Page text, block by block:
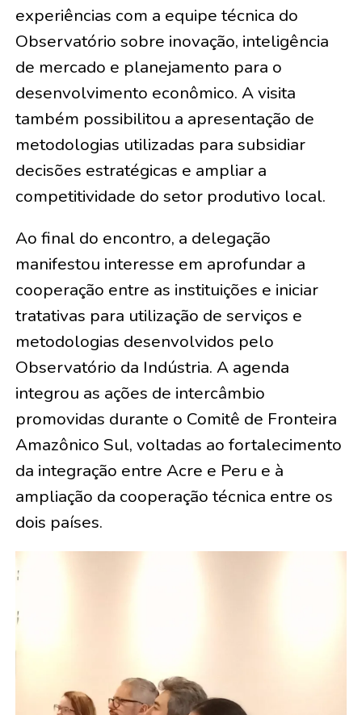
experiências com a equipe técnica do
Observatório sobre inovação, inteligência
de mercado e planejamento para o
desenvolvimento econômico. A visita
também possibilitou a apresentação de
metodologias utilizadas para subsidiar
decisões estratégicas e ampliar a
competitividade do setor produtivo local.
Ao final do encontro, a delegação
manifestou interesse em aprofundar a
cooperação entre as instituições e iniciar
tratativas para utilização de serviços e
metodologias desenvolvidos pelo
Observatório da Indústria. A agenda
integrou as ações de intercâmbio
promovidas durante o Comitê de Fronteira
Amazônico Sul, voltadas ao fortalecimento
da integração entre Acre e Peru e à
ampliação da cooperação técnica entre os
dois países.